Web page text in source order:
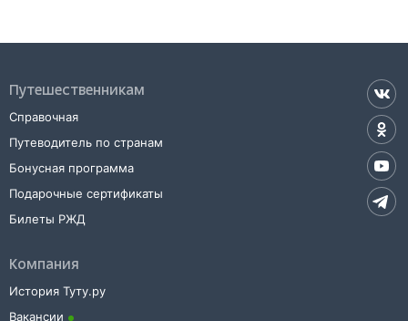
Путешественникам
Справочная
Путеводитель по странам
Бонусная программа
Подарочные сертификаты
Билеты РЖД
Компания
История Туту.ру
Вакансии